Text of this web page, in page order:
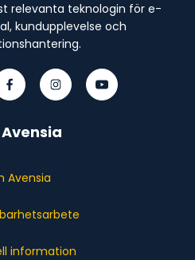
relevanta teknologin för e-
kundupplevelse och
Avensia
information